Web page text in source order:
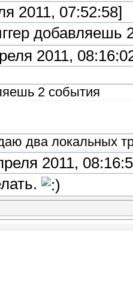
2011, 07:52:58]
добавляешь
2011,
2 события
два локальных
2011,